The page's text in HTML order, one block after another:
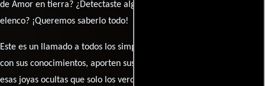
de Amor en tierra? ¿Detectaste algún error en la sinopsis o el
elenco? ¡Queremos saberlo todo!
Este es un llamado a todos los simpatizantes del cine: contribuyan
con sus conocimientos, aporten sus descubrimientos y compartan
esas joyas ocultas que solo los verdaderos fanáticos conocen. Sus